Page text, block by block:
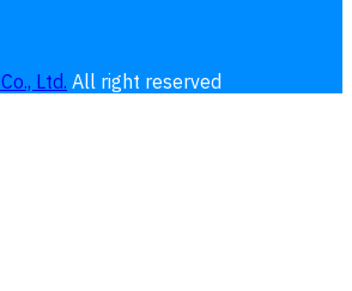
Ltd. All right reserved